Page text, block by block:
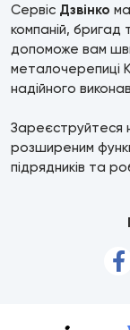
Сервіс Дзвінко
компаній,
допоможе вам
металочерепиці
надійного
Зареєструйтеся
розширеним
підрядників та